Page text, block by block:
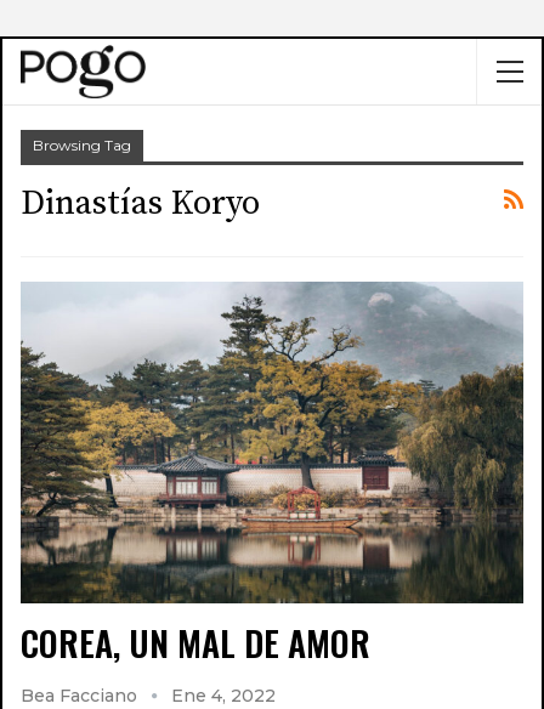
Browsing Tag
Dinastías Koryo
COREA, UN MAL DE AMOR
Bea Facciano
Ene 4, 2022